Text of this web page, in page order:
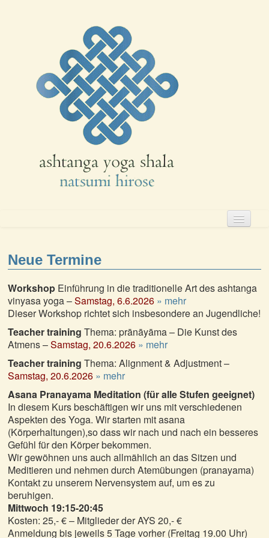
die shala
zeiten und kurse
ausbildung
weiterbildung
cranio sacral
kontakt
Neue Termine
Workshop Einführung in die traditionelle Art des ashtanga
vinyasa yoga –Samstag, 6.6.2026 » mehr
Dieser Workshop richtet sich insbesondere an Jugendliche!
Teacher training Thema: prānāyāma – Die Kunst des
Atmens –Samstag, 20.6.2026 » mehr
Teacher training Thema: Alignment & Adjustment –
Samstag, 20.6.2026 » mehr
Asana Pranayama Meditation (für alle Stufen geeignet)
In diesem Kurs beschäftigen wir uns mit verschiedenen
Aspekten des Yoga. Wir starten mit asana
(Körperhaltungen),so dass wir nach und nach ein besseres
Gefühl für den Körper bekommen.
Wir gewöhnen uns auch allmählich an das Sitzen und
Meditieren und nehmen durch Atemübungen (pranayama)
Kontakt zu unserem Nervensystem auf, um es zu
beruhigen.
Mittwoch 19:15-20:45
Kosten: 25,- € – Mitglieder der AYS 20,- €
Anmeldung bis jeweils 5 Tage vorher (Freitag 19.00 Uhr)